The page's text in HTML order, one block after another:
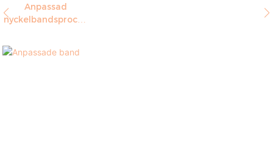
Anpassad
nyckelbandsproces